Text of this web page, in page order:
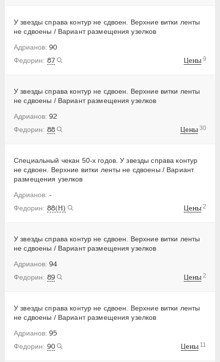
У звезды справа контур не сдвоен. Верхние витки ленты
не сдвоены / Вариант размещения узелков
90
87
Цены 9
У звезды справа контур не сдвоен. Верхние витки ленты
не сдвоены / Вариант размещения узелков
92
88
Цены 30
Специальный чекан 50-х годов. У звезды справа контур
не сдвоен. Верхние витки ленты не сдвоены / Вариант
размещения узелков
-
88(Н)
Цены 2
У звезды справа контур не сдвоен. Верхние витки ленты
не сдвоены / Вариант размещения узелков
94
89
Цены 2
У звезды справа контур не сдвоен. Верхние витки ленты
не сдвоены / Вариант размещения узелков
95
90
Цены 11